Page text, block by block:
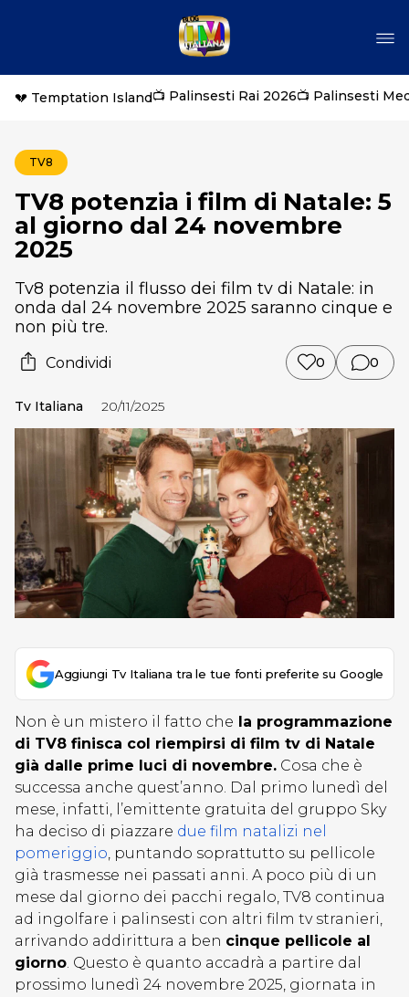
💔 Temptation Island📺 Palinsesti Rai 2026📺 Palinsesti
TV8
TV8 potenzia i film di Natale: 5
al giorno dal 24 novembre
2025
Tv8 potenzia il flusso dei film tv di Natale: in
onda dal 24 novembre 2025 saranno cinque e
non più tre.
Condividi 0 0
Tv Italiana 20/11/2025
Aggiungi Tv Italiana tra le tue fonti preferite su Google
Non è un mistero il fatto che la programmazione
di TV8 finisca col riempirsi di film tv di Natale
già dalle prime luci di novembre. Cosa che è
successa anche quest’anno. Dal primo lunedì del
mese, infatti, l’emittente gratuita del gruppo Sky
ha deciso di piazzare due film natalizi nel
pomeriggio, puntando soprattutto su pellicole
già trasmesse nei passati anni. A poco più di un
mese dal giorno dei pacchi regalo, TV8 continua
ad ingolfare i palinsesti con altri film tv stranieri,
arrivando addirittura a ben cinque pellicole al
giorno. Questo è quanto accadrà a partire dal
prossimo lunedì 24 novembre 2025, giornata in